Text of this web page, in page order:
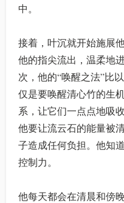
中。
接着，叶沉就开始施展
他的指尖流出，温柔地
次，他的“唤醒之法”比
仅是要唤醒清心竹的生
系，让它们一点点地吸
他要让流云石的能量被
子造成任何负担。他知
控制力。
他每天都会在清晨和傍